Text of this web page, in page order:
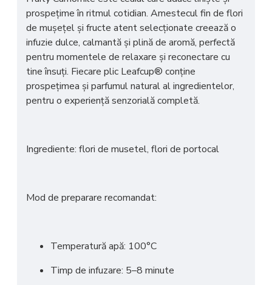
prospețime în ritmul cotidian. Amestecul fin de flori
de mușețel și fructe atent selecționate creează o
infuzie dulce, calmantă și plină de aromă, perfectă
pentru momentele de relaxare și reconectare cu
tine însuți. Fiecare plic Leafcup® conține
prospețimea și parfumul natural al ingredientelor,
pentru o experiență senzorială completă.
Ingrediente: flori de musetel, flori de portocal
Mod de preparare recomandat:
Temperatură apă: 100°C
Timp de infuzare: 5–8 minute